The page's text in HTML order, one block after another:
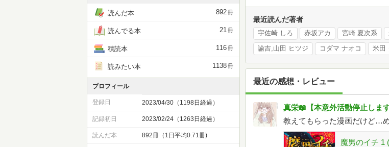
最近読んだ著者
宇佐崎 しろ 赤坂アカ 宮崎 夏次系
諭吉,山田 ヒツジ コダマ ナオコ 米田
最近の感想・レビュー
真栄📖【本意外活動停止しま
教えてもらった漫画だけど…
魔男のイチ 1
読んだ本 892冊
読んでる本 21冊
積読本 116冊
読みたい本 1138冊
プロフィール
登録日 2023/04/30（1198日経過）
記録初日 2023/02/24（1263日経過）
読んだ本 892冊（1日平均0.71冊)